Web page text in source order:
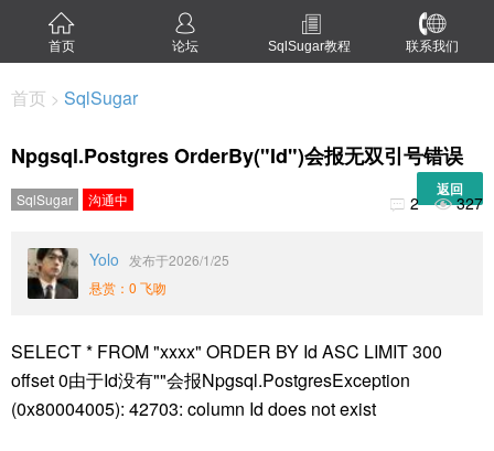
首页 论坛 SqlSugar教程 联系我们
首页 > SqlSugar
Npgsql.Postgres OrderBy("Id")会报无双引号错误
返回
SqlSugar 沟通中  2 327
Yolo
发布于2026/1/25
悬赏：0 飞吻
SELECT * FROM "xxxx" ORDER BY Id ASC LIMIT 300
offset 0由于Id没有""会报Npgsql.PostgresException
(0x80004005): 42703: column Id does not exist